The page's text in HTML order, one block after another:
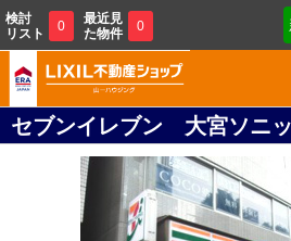
検討
リスト
0
最近見
た物件
0
セブンイレブン 大宮ソニ